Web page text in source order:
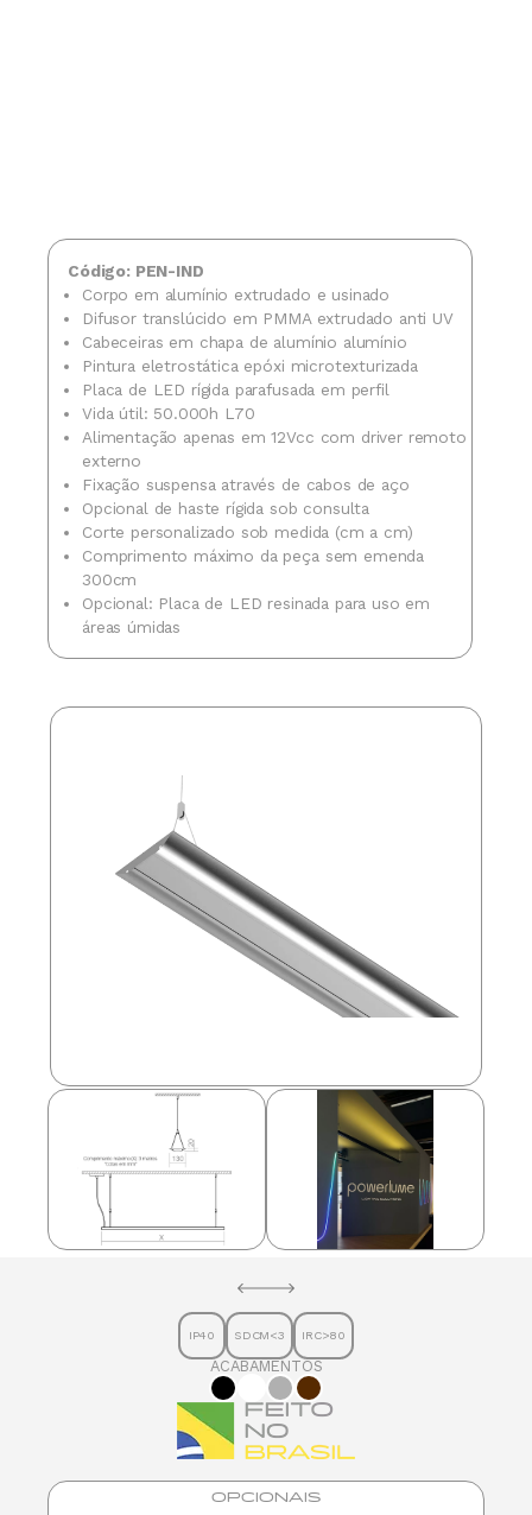
Código: PEN-IND
Corpo em alumínio extrudado e usinado
Difusor translúcido em PMMA extrudado anti UV
Cabeceiras em chapa de alumínio alumínio
Pintura eletrostática epóxi microtexturizada
Placa de LED rígida parafusada em perfil
Vida útil: 50.000h L70
Alimentação apenas em 12Vcc com driver remoto
externo
Fixação suspensa através de cabos de aço
Opcional de haste rígida sob consulta
Corte personalizado sob medida (cm a cm)
Comprimento máximo da peça sem emenda
300cm
Opcional: Placa de LED resinada para uso em
áreas úmidas
IP40 SDCM<3 IRC>80
ACABAMENTOS
OPCIONAIS